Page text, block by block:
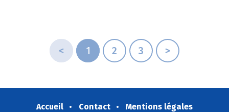
< 1 2 3 >
Accueil Contact
Mentions légales